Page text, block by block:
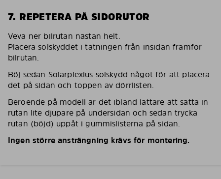
7. REPETERA PÅ SIDORUTOR
Veva ner bilrutan nästan helt.
Placera solskyddet i tätningen från insidan framför
bilrutan.
Böj sedan Solarplexius solskydd något för att placera
det på sidan och toppen av dörrlisten.
Beroende på modell är det ibland lättare att sätta in
rutan lite djupare på undersidan och sedan trycka
rutan (böjd) uppåt i gummislisterna på sidan.
Ingen större ansträngning krävs för montering.